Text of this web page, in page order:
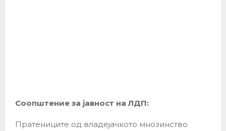
Соопштение за јавност на ЛДП:
Пратениците од владејачкото мнозинство